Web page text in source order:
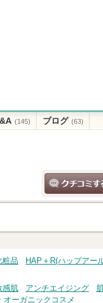
(145) ブログ (63)
クチコ
粧品 HAP＋R(ハップアー
感肌 アンチエイジング
オーガニックコスメ